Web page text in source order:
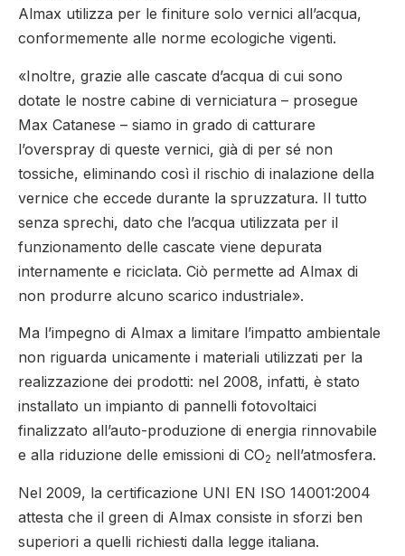
Almax utilizza per le finiture solo vernici all’acqua,
conformemente alle norme ecologiche vigenti.
«Inoltre, grazie alle cascate d’acqua di cui sono
dotate le nostre cabine di verniciatura – prosegue
Max Catanese – siamo in grado di catturare
l’overspray di queste vernici, già di per sé non
tossiche, eliminando così il rischio di inalazione della
vernice che eccede durante la spruzzatura. Il tutto
senza sprechi, dato che l’acqua utilizzata per il
funzionamento delle cascate viene depurata
internamente e riciclata. Ciò permette ad Almax di
non produrre alcuno scarico industriale».
Ma l’impegno di Almax a limitare l’impatto ambientale
non riguarda unicamente i materiali utilizzati per la
realizzazione dei prodotti: nel 2008, infatti, è stato
installato un impianto di pannelli fotovoltaici
finalizzato all’auto-produzione di energia rinnovabile
e alla riduzione delle emissioni di CO2 nell’atmosfera.
Nel 2009, la certificazione UNI EN ISO 14001:2004
attesta che il green di Almax consiste in sforzi ben
superiori a quelli richiesti dalla legge italiana.